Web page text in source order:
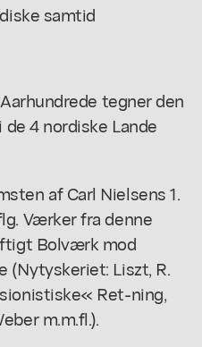
samtid
tegner den
4 nordiske Lande
af Carl Nielsens 1.
Værker fra denne
Bolværk mod
(Nytyskeriet: Liszt, R.
Ret-ning,
m.m.fl.).